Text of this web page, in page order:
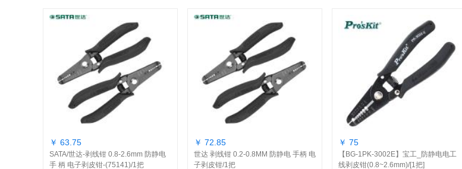
￥ 63.75
SATA/世达-剥线钳 0.8-2.6mm 防静电
手 柄 电子剥皮钳-(75141)/1把
￥ 72.85
世达 剥线钳 0.2-0.8MM 防静电 手柄 电
子剥皮钳/1把
￥ 75
【BG-1PK-3002E】宝工_防静电电工
线剥皮钳(0.8~2.6mm)/[1把]